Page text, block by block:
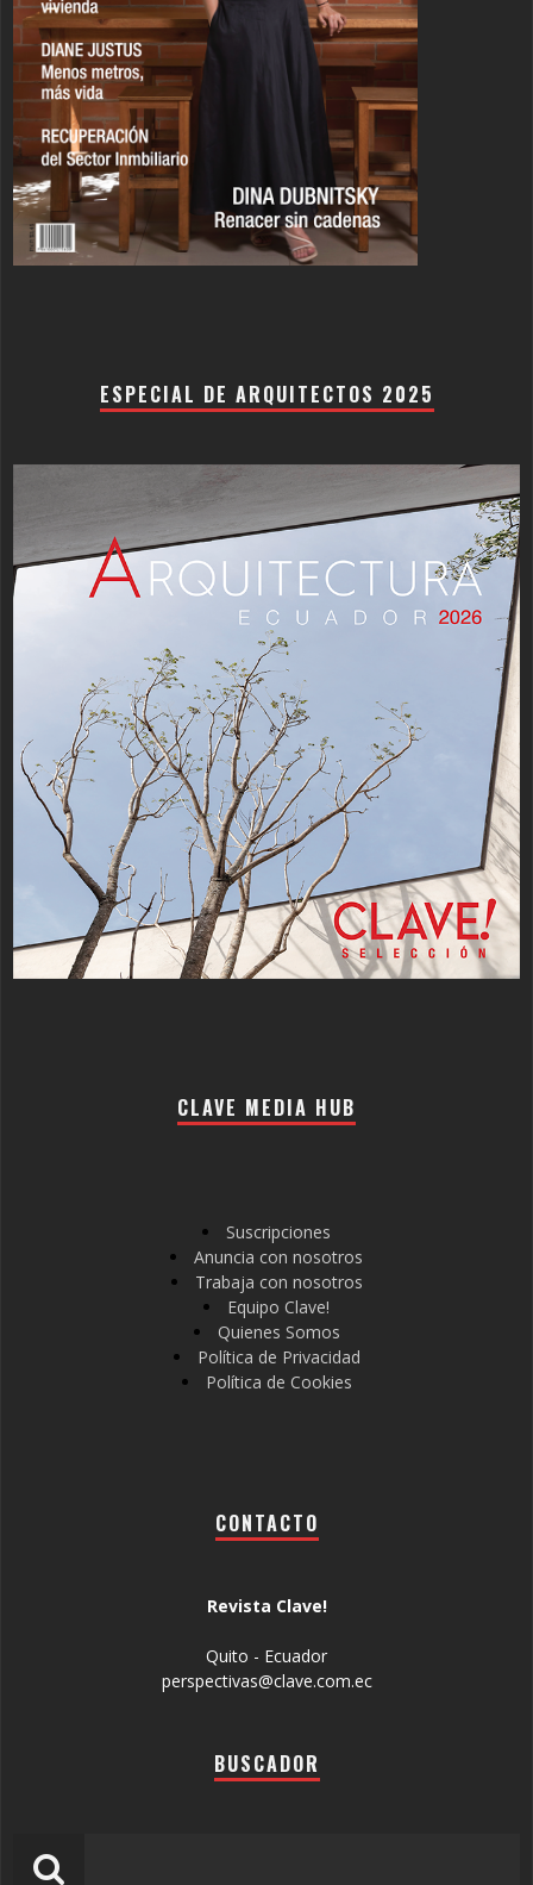
ESPECIAL DE ARQUITECTOS 2025
CLAVE MEDIA HUB
Suscripciones
Anuncia con nosotros
Trabaja con nosotros
Equipo Clave!
Quienes Somos
Política de Privacidad
Política de Cookies
CONTACTO
Revista Clave!
Quito - Ecuador
perspectivas@clave.com.ec
BUSCADOR